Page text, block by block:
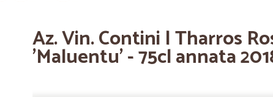
Az. Vin. Contini | Tharros
'Maluentu' - 75cl annata